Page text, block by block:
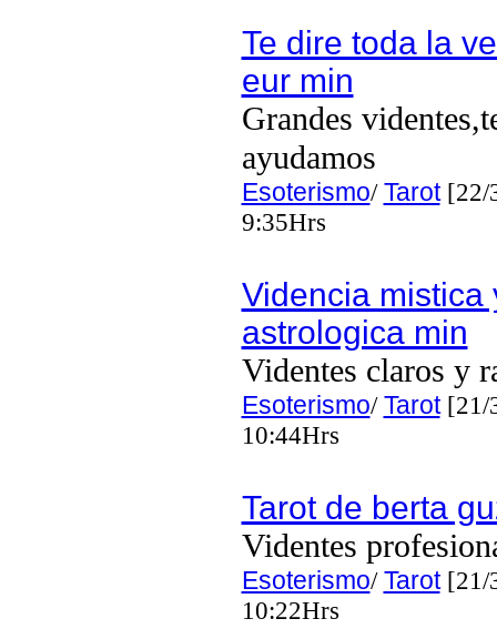
Te dire toda la
eur min
Grandes
ayudamos
Esoterismo/Tarot[22/
9:35Hrs
Videncia mistica
astrologica min
Videntes claros y
Esoterismo/Tarot[21/
10:44Hrs
Tarot de berta
Videntes
Esoterismo/Tarot[21/
10:22Hrs